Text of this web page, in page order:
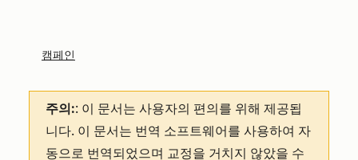
캠페인
주의:: 이 문서는 사용자의 편의를 위해 제공됩
니다. 이 문서는 번역 소프트웨어를 사용하여 자
동으로 번역되었으며 교정을 거치지 않았을 수